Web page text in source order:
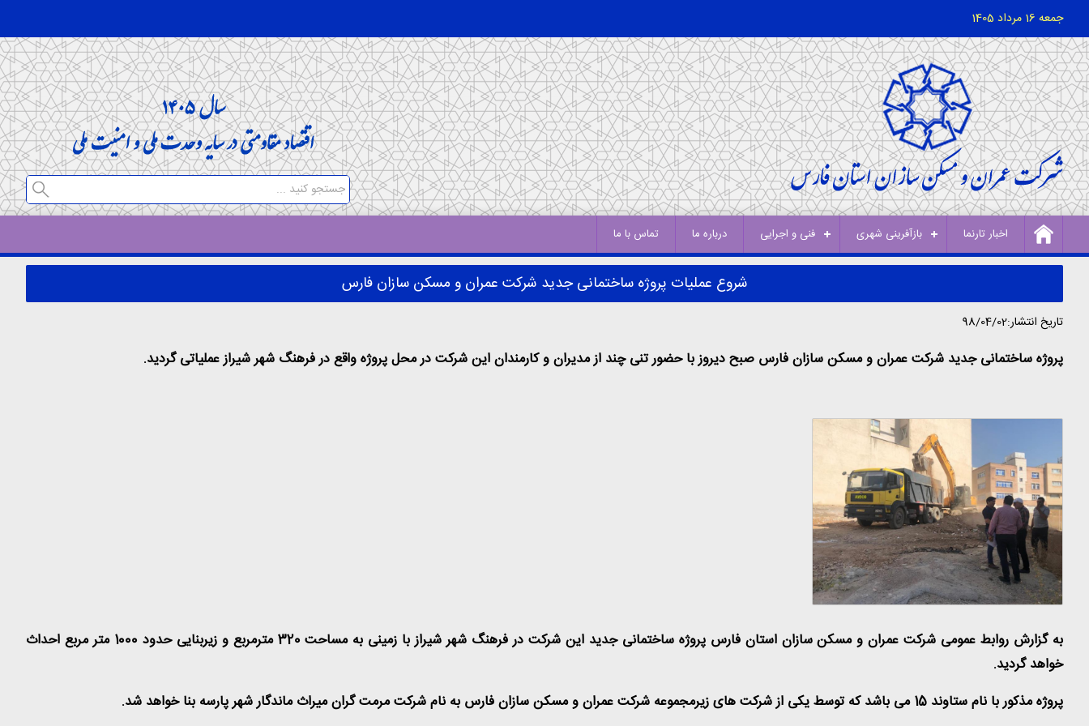
جمعه 16 مرداد 1405
اخبار تارنما بازآفرینی شهری فنی و اجرایی درباره ما تماس با ما
شروع عملیات پروژه ساختمانی جدید شرکت عمران و مسکن سازان فارس
تاریخ انتشار:98/04/02
پروژه ساختمانی جدید شرکت عمران و مسکن سازان فارس صبح دیروز با حضور تنی چند از مدیران و کارمندان این شرکت در محل پروژه واقع در فرهنگ شهر شیراز عملیاتی گردید.
به گزارش روابط عمومی شرکت عمران و مسکن سازان استان فارس پروژه ساختمانی جدید این شرکت در فرهنگ شهر شیراز با زمینی به مساحت 320 مترمربع و زیربنایی حدود 1000 متر مربع احداث
خواهد گردید.
پروژه مذکور با نام ستاوند 15 می باشد که توسط یکی از شرکت های زیرمجموعه شرکت عمران و مسکن سازان فارس به نام شرکت مرمت گران میراث ماندگار شهر پارسه بنا خواهد شد.